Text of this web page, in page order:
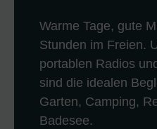
Warme Tage, gute
Stunden im Freien.
portablen Radios
sind die idealen
Garten, Camping,
Badesee.